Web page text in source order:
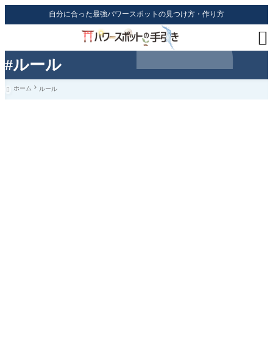
#ルール
自分に合った最強パワースポットの見つけ方・作り方

 ホーム ルール